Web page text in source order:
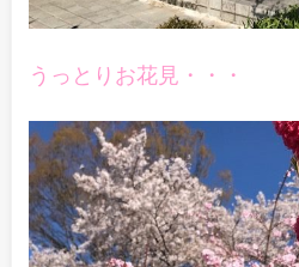
うっとりお花見・・・